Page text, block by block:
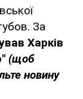
За
Харків
(щоб
новину